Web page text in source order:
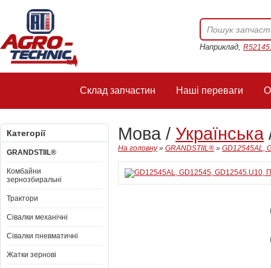
Наприклад,
Склад запчастин Наші переваги
Категорії
GRANDSTIIL®
Комбайни
зернозбиральні
Трактори
Сівалки механічні
Сівалки пневматичні
Жатки зернові
Мова / Українська
На головну» GRANDSTIIL® » GD12545AL,